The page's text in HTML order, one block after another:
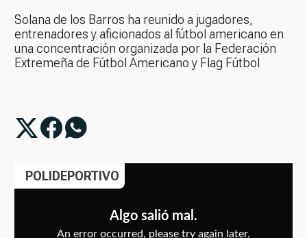
Solana de los Barros ha reunido a jugadores,
entrenadores y aficionados al fútbol americano en
una concentración organizada por la Federación
Extremeña de Fútbol Americano y Flag Fútbol
POLIDEPORTIVO